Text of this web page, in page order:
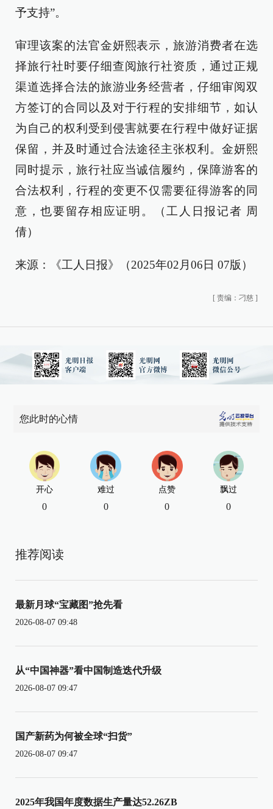
予支持”。
审理该案的法官金妍熙表示，旅游消费者在选
择旅行社时要仔细查阅旅行社资质，通过正规
渠道选择合法的旅游业务经营者，仔细审阅双
方签订的合同以及对于行程的安排细节，如认
为自己的权利受到侵害就要在行程中做好证据
保留，并及时通过合法途径主张权利。金妍熙
同时提示，旅行社应当诚信履约，保障游客的
合法权利，行程的变更不仅需要征得游客的同
意，也要留存相应证明。（工人日报记者 周
倩）
来源：《工人日报》（2025年02月06日 07版）
[ 责编：刁慈 ]
您此时的心情
开心
0
难过
0
点赞
0
飘过
0
推荐阅读
最新月球“宝藏图”抢先看
2026-08-07 09:48
从“中国神器”看中国制造迭代升级
2026-08-07 09:47
国产新药为何被全球“扫货”
2026-08-07 09:47
2025年我国年度数据生产量达52.26ZB